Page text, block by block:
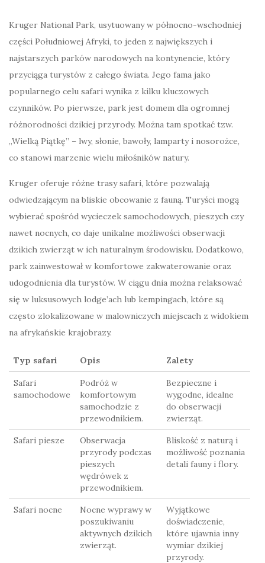
Kruger National Park, usytuowany w północno-wschodniej
części Południowej Afryki, to jeden z największych i
najstarszych parków narodowych na kontynencie, który
przyciąga turystów z całego świata. Jego fama jako
popularnego celu safari wynika z kilku kluczowych
czynników. Po pierwsze, park jest domem dla ogromnej
różnorodności dzikiej przyrody. Można tam spotkać tzw.
„Wielką Piątkę” – lwy, słonie, bawoły, lamparty i nosorożce,
co stanowi marzenie wielu miłośników natury.
Kruger oferuje różne trasy safari, które pozwalają
odwiedzającym na bliskie obcowanie z fauną. Turyści mogą
wybierać spośród wycieczek samochodowych, pieszych czy
nawet nocnych, co daje unikalne możliwości obserwacji
dzikich zwierząt w ich naturalnym środowisku. Dodatkowo,
park zainwestował w komfortowe zakwaterowanie oraz
udogodnienia dla turystów. W ciągu dnia można relaksować
się w luksusowych lodge’ach lub kempingach, które są
często zlokalizowane w malowniczych miejscach z widokiem
na afrykańskie krajobrazy.
Typ safari Opis Zalety
Safari
samochodowe
Podróż w
komfortowym
samochodzie z
przewodnikiem.
Bezpieczne i
wygodne, idealne
do obserwacji
zwierząt.
Safari piesze
Obserwacja
przyrody podczas
pieszych
wędrówek z
przewodnikiem.
Bliskość z naturą i
możliwość poznania
detali fauny i flory.
Safari nocne
Nocne wyprawy w
poszukiwaniu
aktywnych dzikich
zwierząt.
Wyjątkowe
doświadczenie,
które ujawnia inny
wymiar dzikiej
przyrody.